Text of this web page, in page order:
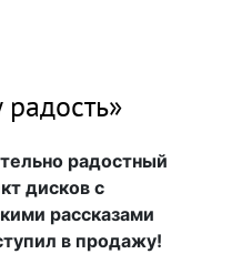
радостный
дисков с
рассказами
в продажу!